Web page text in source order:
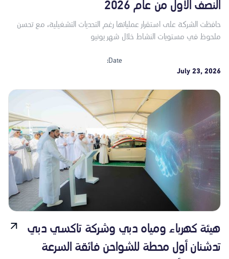
النصف الأول من عام 2026
حافظت الشركة على استقرار عملياتها رغم التحديات التشغيلية، مع تحسن
ملحوظ في مستويات النشاط خلال شهر يونيو
Date:
July 23, 2026
هيئة كهرباء ومياه دبي وشركة تاكسي دبي
تدشنان أول محطة للشواحن فائقة السرعة